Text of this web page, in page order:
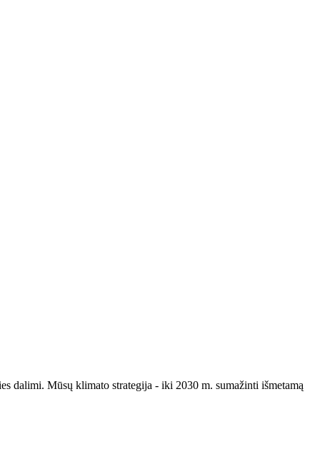
dalimi. Mūsų klimato strategija - iki 2030 m. sumažinti išmetamą